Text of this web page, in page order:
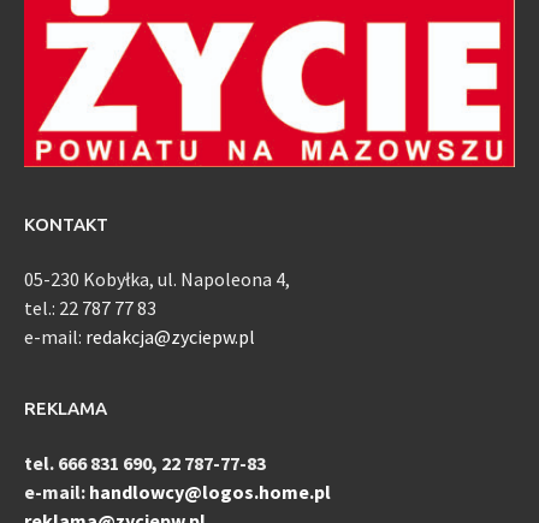
KONTAKT
05-230 Kobyłka, ul. Napoleona 4,
tel.: 22 787 77 83
e-mail: redakcja@zyciepw.pl
REKLAMA
tel. 666 831 690, 22 787-77-83
e-mail: handlowcy@logos.home.pl